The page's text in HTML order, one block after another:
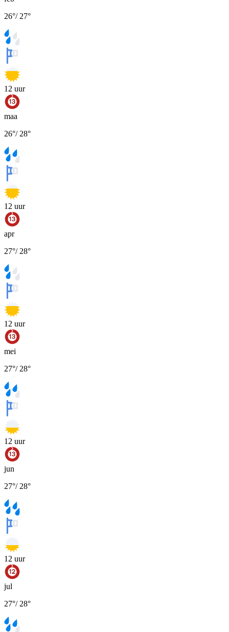
26°/ 27°
12 uur
maa
26°/ 28°
12 uur
apr
27°/ 28°
12 uur
mei
27°/ 28°
12 uur
jun
27°/ 28°
12 uur
jul
27°/ 28°